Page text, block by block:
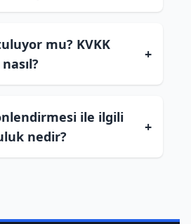
mu? KVKK
+
ile ilgili
nedir?
+